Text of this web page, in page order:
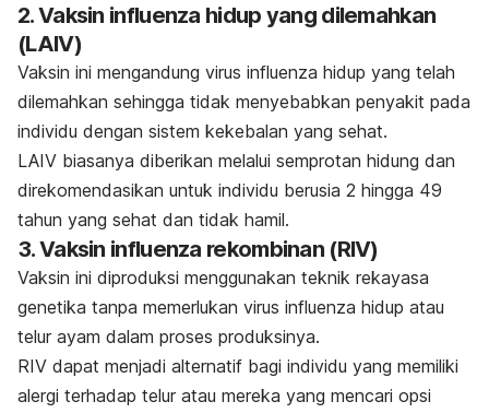
2. Vaksin influenza hidup yang dilemahkan
(LAIV)
Vaksin ini mengandung virus influenza hidup yang telah
dilemahkan sehingga tidak menyebabkan penyakit pada
individu dengan sistem kekebalan yang sehat.
LAIV biasanya diberikan melalui semprotan hidung dan
direkomendasikan untuk individu berusia 2 hingga 49
tahun yang sehat dan tidak hamil.
3. Vaksin influenza rekombinan (RIV)
Vaksin ini diproduksi menggunakan teknik rekayasa
genetika tanpa memerlukan virus influenza hidup atau
telur ayam dalam proses produksinya.
RIV dapat menjadi alternatif bagi individu yang memiliki
alergi terhadap telur atau mereka yang mencari opsi